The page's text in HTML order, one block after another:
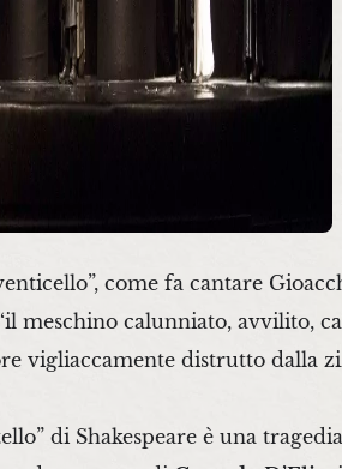
come fa cantare
meschino calunniato, avvilito,
vigliaccamente distrutto dalla
di Shakespeare è una